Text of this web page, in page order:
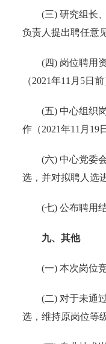
(三) 研究组长、
负责人提出聘任意
(四) 岗位聘用资
（2021年11月5日前
(五) 中心组织岗
作（2021年11月19
(六) 中心党委会
选，并对拟聘人选
(七) 公布聘用结
九、其他
(一) 本次岗位竞
(二) 对于未通过
选，维持原岗位等